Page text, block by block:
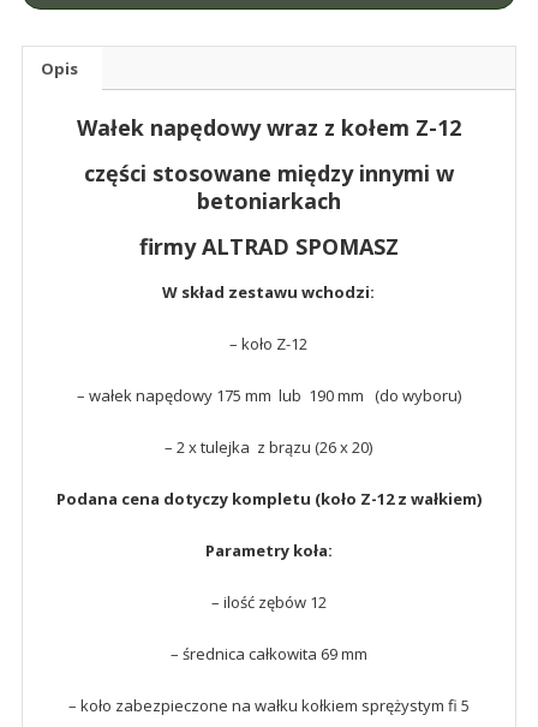
TULEJKI
ALTRAD
SPOMASZ
Opis
Wałek napędowy wraz z kołem Z-12
części stosowane między innymi w
betoniarkach
firmy ALTRAD SPOMASZ
W skład zestawu wchodzi:
– koło Z-12
– wałek napędowy 175 mm lub 190 mm (do wyboru)
– 2 x tulejka z brązu (26 x 20)
Podana cena dotyczy kompletu (koło Z-12 z wałkiem)
Parametry koła:
– ilość zębów 12
– średnica całkowita 69 mm
– koło zabezpieczone na wałku kołkiem sprężystym fi 5